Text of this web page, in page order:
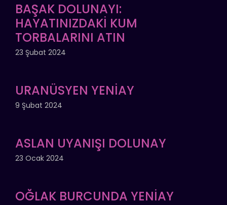
BAŞAK DOLUNAYI:
HAYATINIZDAKİ KUM
TORBALARINI ATIN
23 Şubat 2024
URANÜSYEN YENİAY
9 Şubat 2024
ASLAN UYANIŞI DOLUNAY
23 Ocak 2024
OĞLAK BURCUNDA YENİAY